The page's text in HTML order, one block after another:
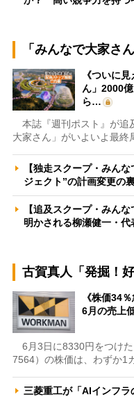
「みんなで大家さ
《ついに
ん」2000
ら…
本誌『週刊ポスト』が追
大家さん」がいよいよ最終
【独走スクープ・みん
ジェクト”の計画変更の
【追及スクープ・みん
明かされる柳瀬健一・
古賀真人「発掘！好
《株価34
6月の売上
6月3日に8330円をつけた
7564）の株価は、わずか1
三菱重工が「AIインフ